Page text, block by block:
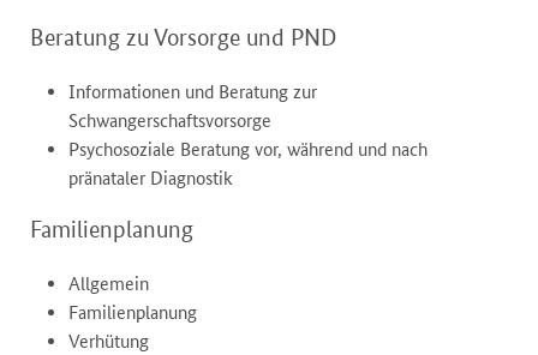
Beratung zu Vorsorge und PND
Informationen und Beratung zur
Schwangerschaftsvorsorge
Psychosoziale Beratung vor, während und nach
pränataler Diagnostik
Familienplanung
Allgemein
Familienplanung
Verhütung